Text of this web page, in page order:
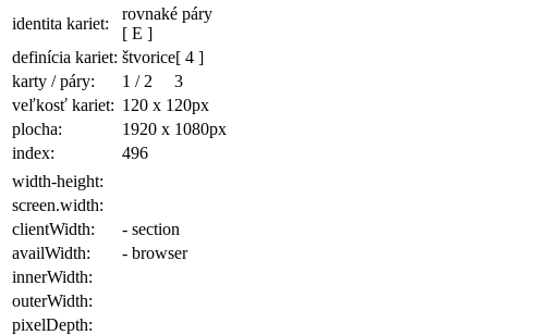
identita kariet:
rovnaké páry
[ E ]
definícia kariet: štvorice[ 4 ]
karty / páry:
1 / 2
3
veľkosť kariet: 120 x 120px
plocha: 1920 x 1080px
index:
496
width-height:
screen.width:
clientWidth:
- section
availWidth:
- browser
innerWidth:
outerWidth:
pixelDepth: